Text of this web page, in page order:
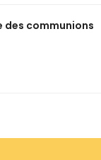
des communions